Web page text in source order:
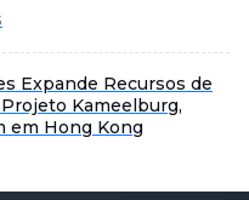
Expande Recursos de
Kameelburg,
em Hong Kong